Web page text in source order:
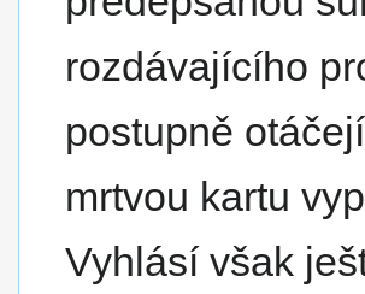
rozdávajícího
postupně
mrtvou kartu
Vyhlásí však